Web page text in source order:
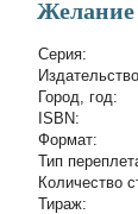
Желание
Cерия:
Город, год:
ISBN:
Формат:
Тип
Количество
Тираж: